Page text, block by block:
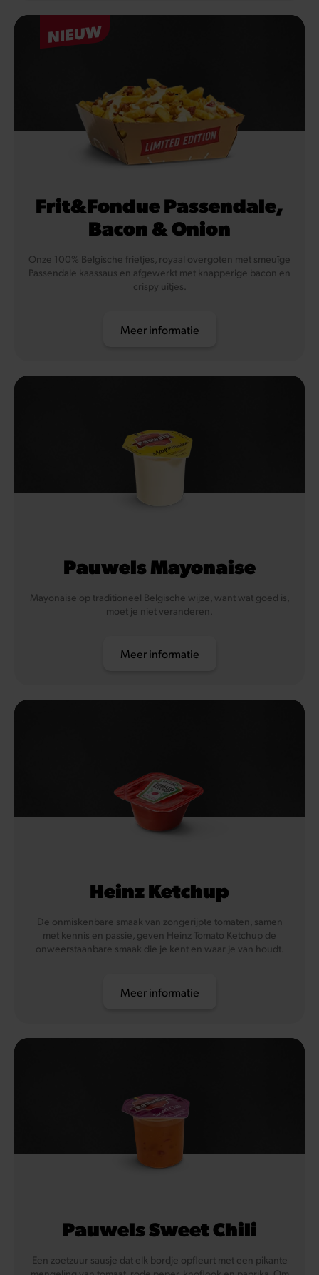
NIEUW
Frit&Fondue Passendale,
Bacon & Onion
Onze 100% Belgische frietjes, royaal overgoten met smeuïge
Passendale kaassaus en afgewerkt met knapperige bacon en
crispy uitjes.
Meer informatie
Pauwels Mayonaise
Mayonaise op traditioneel Belgische wijze, want wat goed is,
moet je niet veranderen.
Meer informatie
Heinz Ketchup
De onmiskenbare smaak van zongerijpte tomaten, samen
met kennis en passie, geven Heinz Tomato Ketchup de
onweerstaanbare smaak die je kent en waar je van houdt.
Meer informatie
Pauwels Sweet Chili
Een zoetzuur sausje dat elk bordje opfleurt met een pikante